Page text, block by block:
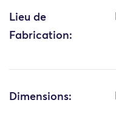
Lieu de
Fabrication:
Dimensions: